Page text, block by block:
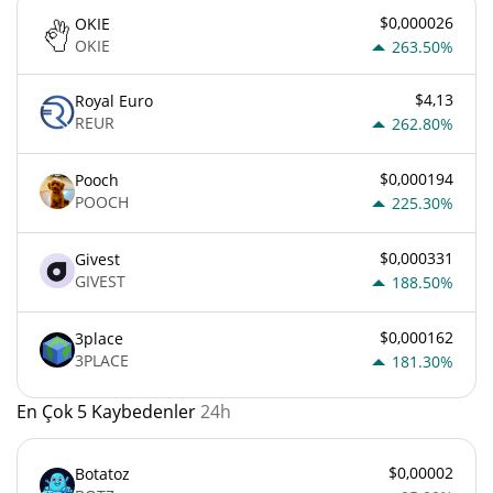
OKIE
OKIE
$0,000026
263.50%
Royal Euro
REUR
$4,13
262.80%
Pooch
POOCH
$0,000194
225.30%
Givest
GIVEST
$0,000331
188.50%
3place
3PLACE
$0,000162
181.30%
En Çok 5 Kaybedenler24h
Botatoz
$0,00002